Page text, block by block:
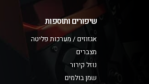
שיפורים ותוספות
אגזוזים / מערכות פליטה
מצברים
נוזל קירור
שמן בולמים